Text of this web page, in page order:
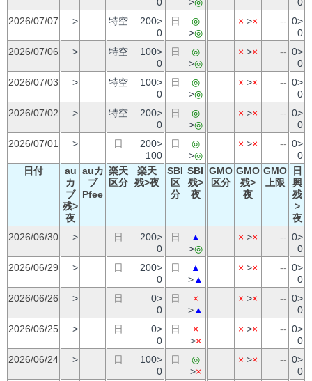
2026/07/07
> 特空
200>
0
日
◎
>◎
× >× -- 0>
0
2026/07/06
> 特空
100>
0
日
◎
>◎
× >× -- 0>
0
2026/07/03
> 特空
100>
0
日
◎
>◎
× >× -- 0>
0
2026/07/02
> 特空
200>
0
日
◎
>◎
× >× -- 0>
0
2026/07/01
> 日
200>
100
日
◎
>◎
× >× -- 0>
0
日付
au
カ
ブ
残>
夜
auカ
ブ
Pfee
楽天
区分
楽天
残>夜
SBI
区
分
SBI
残>
夜
GMO
区分
GMO
残>
夜
GMO
上限
日
興
残
>
夜
2026/06/30
> 日
200>
0
日
▲
>◎
× >× -- 0>
0
2026/06/29
> 日
200>
0
日
▲
>▲
× >× -- 0>
0
2026/06/26
> 日
0>
0
日
×
>▲
× >× -- 0>
0
2026/06/25
> 日
0>
0
日
×
>×
× >× -- 0>
0
2026/06/24
> 日
100>
0
日
◎
>×
× >× -- 0>
0